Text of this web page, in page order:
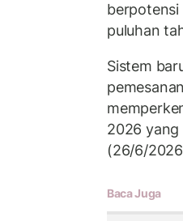
berpotensi
puluhan
Sistem
2026 yang
(26/6/
Baca Juga